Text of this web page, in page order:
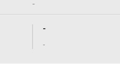
-
-
-